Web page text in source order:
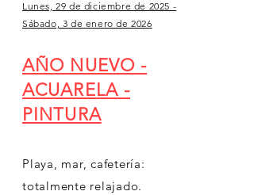
Lunes, 29 de diciembre de 2025 -
Sábado, 3 de enero de 2026
AÑO NUEVO -
ACUARELA -
PINTURA
Playa, mar, cafetería:
totalmente relajado.